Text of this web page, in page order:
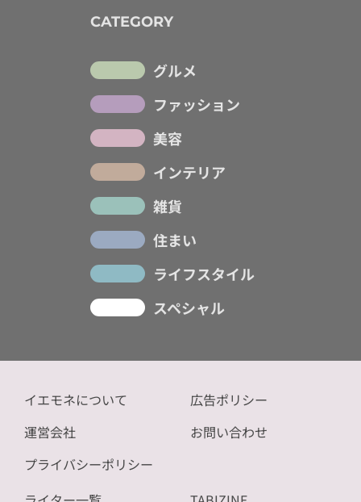
CATEGORY
グルメ
ファッション
美容
インテリア
雑貨
住まい
ライフスタイル
スペシャル
イエモネについて
運営会社
プライバシーポリシー
広告ポリシー
お問い合わせ